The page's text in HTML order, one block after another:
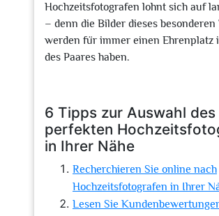
Hochzeitsfotografen lohnt sich auf
– denn die Bilder dieses besonderen
werden für immer einen Ehrenplatz
des Paares haben.
6 Tipps zur Auswahl des
perfekten
in Ihrer Nähe
Recherchieren Sie online nach
Hochzeitsfotografen in Ihrer
Lesen Sie